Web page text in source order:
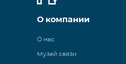
О компании
О нас
Музей связи